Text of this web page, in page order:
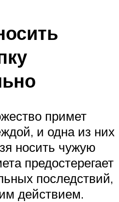
примет
и одна из них
носить чужую
предостерегает
последствий,
действием.